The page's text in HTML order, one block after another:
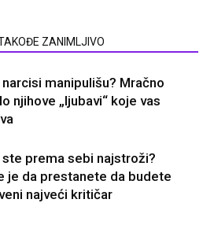
ZANIMLJIVO
manipulišu? Mračno
njihove „ljubavi“ koje vas
prema sebi najstroži?
je da prestanete da budete
najveći kritičar